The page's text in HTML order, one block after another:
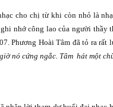
cho chị từ khi còn nhỏ là
nhớ công lao của người thầy
Phương Hoài Tâm đã tỏ ra
nó cứng ngắc. Tâm hát một